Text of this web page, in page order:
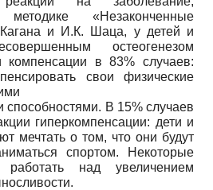
«Незаконченные
и И.К. Шаца, у детей и
остеогенезом
компенсации в 83% случаев:
свои физические
способностями. В 15% случаев
гиперкомпенсации: дети и
мечтать о том, что они будут
спортом. Некоторые
работать над увеличением